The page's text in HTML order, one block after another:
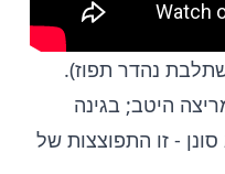
נהדר תפוז).
היטב; בגינה
- זו התפוצצות של